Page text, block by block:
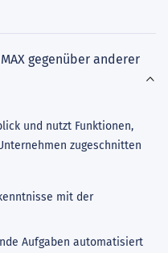
gegenüber anderer
und nutzt Funktionen,
zugeschnitten
mit der
Aufgaben automatisiert